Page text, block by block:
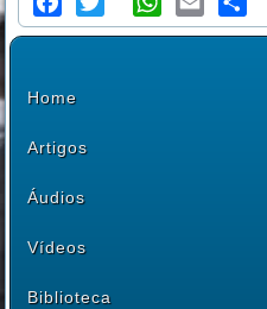
Facebook
TwitterWhatsApp
EmailShare
Home
Artigos
Áudios
Vídeos
Biblioteca